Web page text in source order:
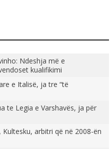
Ndeshja më e
kualifikimi
e Italisë, ja tre “të
te Legia e Varshavës, ja për
Kultesku, arbitri që në 2008-ën